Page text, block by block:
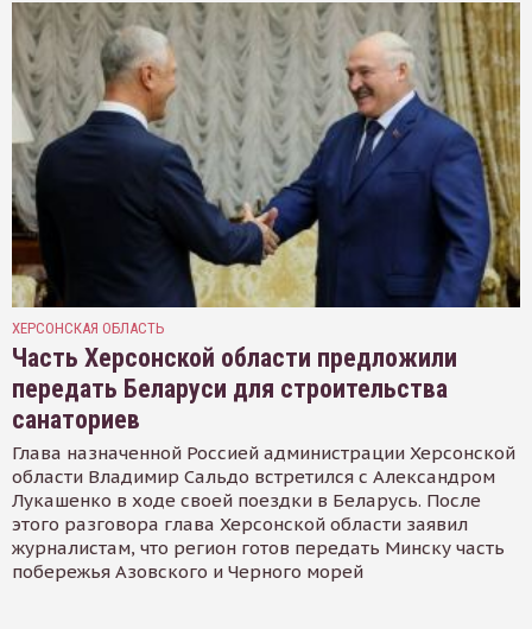
ХЕРСОНСКАЯ ОБЛАСТЬ
Часть Херсонской области предложили
передать Беларуси для строительства
санаториев
Глава назначенной Россией администрации Херсонской
области Владимир Сальдо встретился с Александром
Лукашенко в ходе своей поездки в Беларусь. После
этого разговора глава Херсонской области заявил
журналистам, что регион готов передать Минску часть
побережья Азовского и Черного морей